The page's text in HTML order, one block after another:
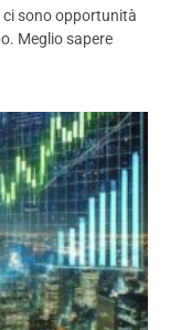
sono opportunità
Meglio sapere